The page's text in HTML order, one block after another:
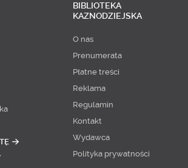
BIBLIOTEKA
KAZNODZIEJSKA
O nas
Prenumerata
Płatne treści
Reklama
Regulamin
Kontakt
Wydawca
Polityka prywatności